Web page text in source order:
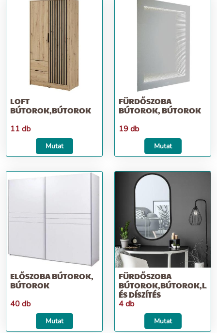
LOFT
BÚTOROK,BÚTOROK
11 db
Mutat
FÜRDŐSZOBA
BÚTOROK, BÚTOROK
19 db
Mutat
ELŐSZOBA BÚTOROK,
BÚTOROK
40 db
Mutat
FÜRDŐSZOBA
ÉS DÍSZÍTÉS
4 db
Mutat